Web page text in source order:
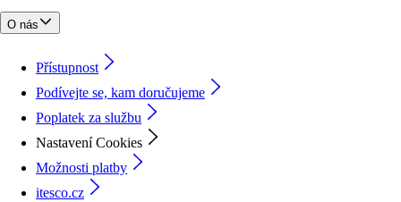
O nás
Přístupnost
Podívejte se, kam doručujeme
Poplatek za službu
Nastavení Cookies
Možnosti platby
itesco.cz